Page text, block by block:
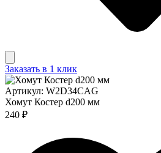
Заказать в 1 клик
Артикул: W2D34CAG
Хомут Костер d200 мм
240 ₽